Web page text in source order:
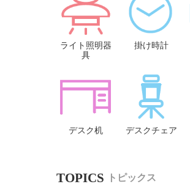
ライト照明器
具
掛け時計
デスク机 デスクチェア
トピックス